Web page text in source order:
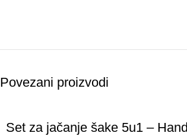
Povezani proizvodi
Set za jačanje šake 5u1 – Hand